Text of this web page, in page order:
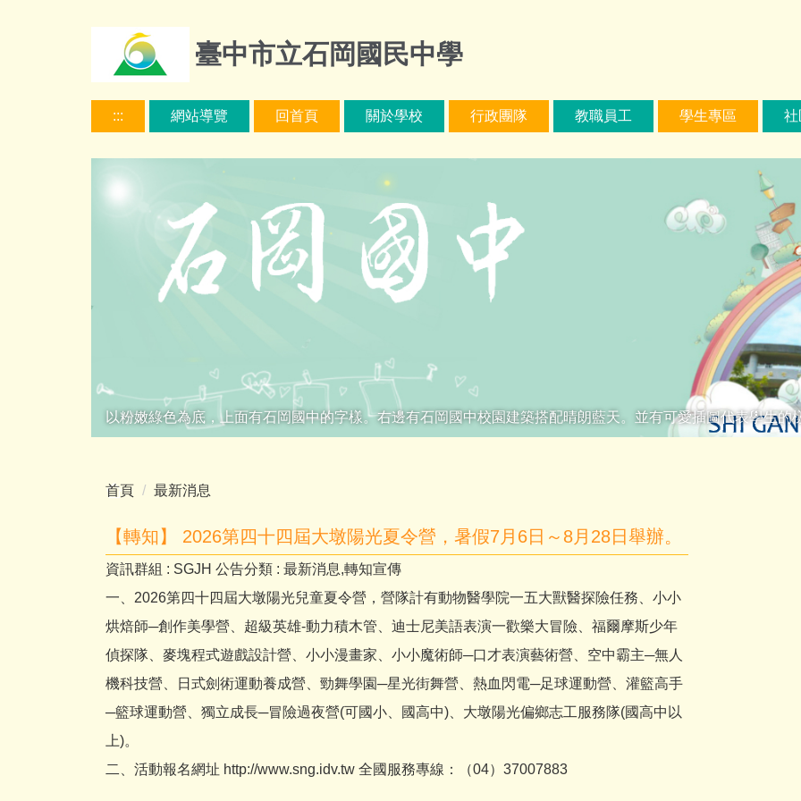
臺中市立石岡國民中學
::: 網站導覽 回首頁 關於學校 行政團隊 教職員工 學生專區 社
以粉嫩綠色為底，上面有石岡國中的字樣。右邊有石岡國中校園建築搭配晴朗藍天。並有可愛插圖代表學生的
首頁 最新消息
【轉知】 2026第四十四屆大墩陽光夏令營，暑假7月6日～8月28日舉辦。
資訊群組 : SGJH 公告分類 : 最新消息,轉知宣傳
一、2026第四十四屆大墩陽光兒童夏令營，營隊計有動物醫學院一五大獸醫探險任務、小小
烘焙師─創作美學營、超級英雄-動力積木管、迪士尼美語表演一歡樂大冒險、福爾摩斯少年
偵探隊、麥塊程式遊戲設計營、小小漫畫家、小小魔術師─口才表演藝術營、空中霸主─無人
機科技營、日式劍術運動養成營、勁舞學園─星光街舞營、熱血閃電─足球運動營、灌籃高手
─籃球運動營、獨立成長─冒險過夜營(可國小、國高中)、大墩陽光偏鄉志工服務隊(國高中以
上)。
二、活動報名網址 http://www.sng.idv.tw 全國服務專線：（04）37007883